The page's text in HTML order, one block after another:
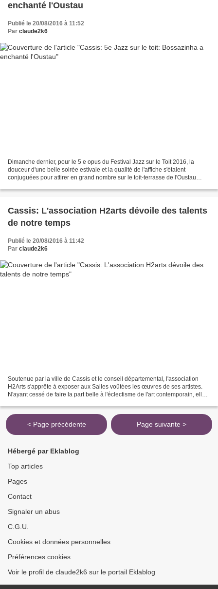
enchanté l'Oustau
Publié le 20/08/2016 à 11:52
Par claude2k6
Dimanche dernier, pour le 5 e opus du Festival Jazz sur le Toit 2016, la
douceur d'une belle soirée estivale et la qualité de l'affiche s'étaient
conjuguées pour attirer en grand nombre sur le toit-terrasse de l'Oustau
Cassis: L'association H2arts dévoile des talents
de notre temps
Publié le 20/08/2016 à 11:42
Par claude2k6
Soutenue par la ville de Cassis et le conseil départemental, l'association
H2Arts s'apprête à exposer aux Salles voûtées les œuvres de ses artistes.
N'ayant cessé de faire la part belle à l'éclectisme de l'art contemporain, elle
< Page précédente Page suivante >
Hébergé par Eklablog
Top articles
Pages
Contact
Signaler un abus
C.G.U.
Cookies et données personnelles
Préférences cookies
Voir le profil de claude2k6 sur le portail Eklablog